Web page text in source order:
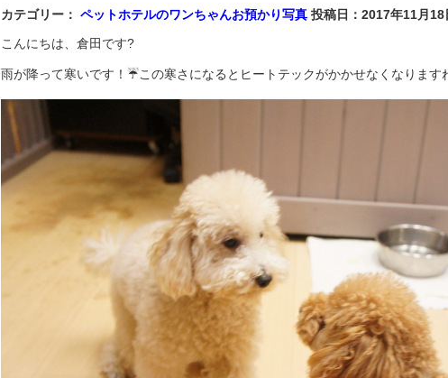
カテゴリー： ペットホテルのワンちゃんお預かり写真 投稿日：2017年11月18
こんにちは、倉田です?
雨が降って寒いです！☔この寒さになるとヒートテックがかかせなくなりま